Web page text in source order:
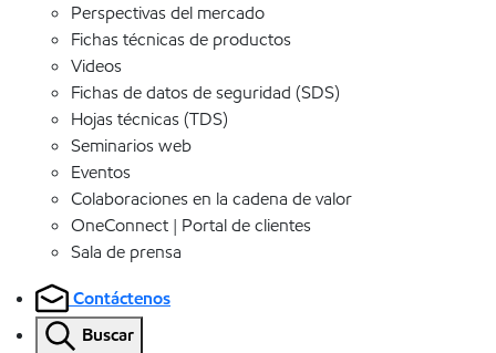
Perspectivas del mercado
Fichas técnicas de productos
Videos
Fichas de datos de seguridad (SDS)
Hojas técnicas (TDS)
Seminarios web
Eventos
Colaboraciones en la cadena de valor
OneConnect | Portal de clientes
Sala de prensa
Contáctenos
Buscar